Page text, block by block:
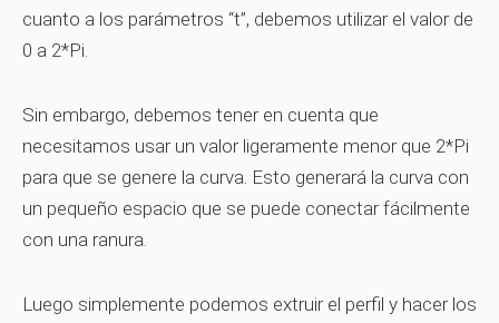
cuanto a los parámetros “t”, debemos utilizar el valor de
0 a 2*Pi.
Sin embargo, debemos tener en cuenta que
necesitamos usar un valor ligeramente menor que 2*Pi
para que se genere la curva. Esto generará la curva con
un pequeño espacio que se puede conectar fácilmente
con una ranura.
Luego simplemente podemos extruir el perfil y hacer los